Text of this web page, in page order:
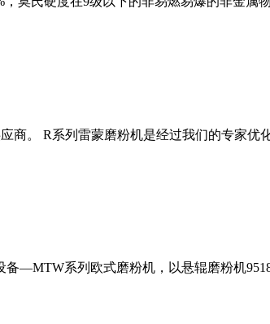
商。 R系列雷蒙磨粉机是经过我们的专家优
—MTW系列欧式磨粉机，以悬辊磨粉机